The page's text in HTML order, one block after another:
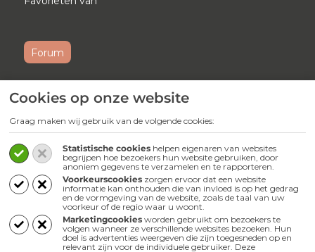
Cookies op onze website
Graag maken wij gebruik van de volgende cookies:
Statistische cookies helpen eigenaren van websites
begrijpen hoe bezoekers hun website gebruiken, door
anoniem gegevens te verzamelen en te rapporteren.
Voorkeurscookies zorgen ervoor dat een website
informatie kan onthouden die van invloed is op het gedrag
en de vormgeving van de website, zoals de taal van uw
voorkeur of de regio waar u woont.
Marketingcookies worden gebruikt om bezoekers te
volgen wanneer ze verschillende websites bezoeken. Hun
doel is advertenties weergeven die zijn toegesneden op en
relevant zijn voor de individuele gebruiker. Deze
Forum
Ontvang maandelijks onze
nieuwsbrief
Volg ons
Webwinkel